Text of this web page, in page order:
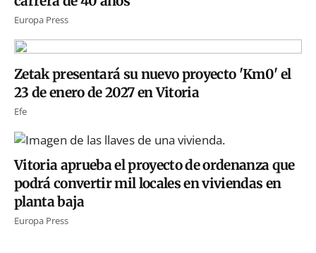
Europa Press
Zetak presentará su nuevo proyecto 'Km0' el
23 de enero de 2027 en Vitoria
Efe
Vitoria aprueba el proyecto de ordenanza que
podrá convertir mil locales en viviendas en
planta baja
Europa Press